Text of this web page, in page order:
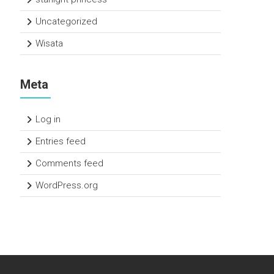
Uncategorized
Wisata
Meta
Log in
Entries feed
Comments feed
WordPress.org